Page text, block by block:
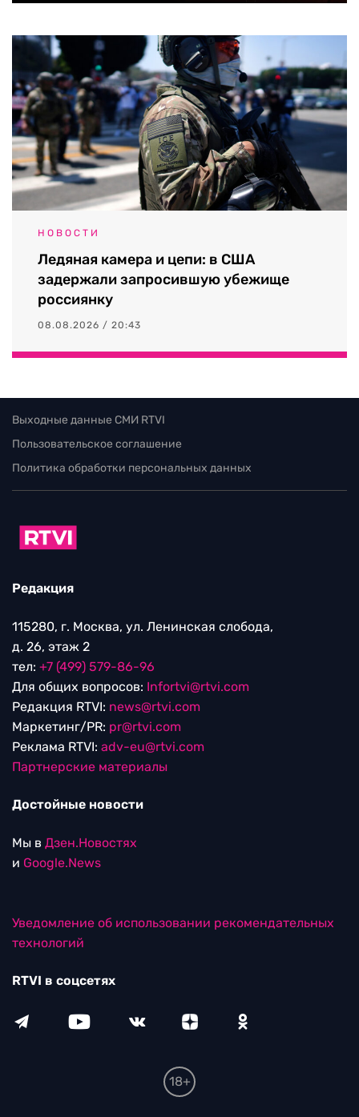
НОВОСТИ
Ледяная камера и цепи: в США
задержали запросившую убежище
россиянку
08.08.2026 / 20:43
Выходные данные СМИ RTVI
Пользовательское соглашение
Политика обработки персональных данных
Редакция
115280, г. Москва, ул. Ленинская слобода,
д. 26, этаж 2
тел: +7 (499) 579-86-96
Для общих вопросов: Infortvi@rtvi.com
Редакция RTVI: news@rtvi.com
Маркетинг/PR: pr@rtvi.com
Реклама RTVI: adv-eu@rtvi.com
Партнерские материалы
Достойные новости
Мы в Дзен.Новостях
и Google.News
Уведомление об использовании рекомендательных
технологий
RTVI в соцсетях
18+